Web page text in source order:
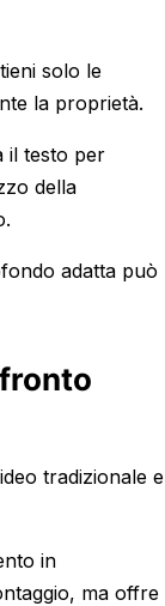
solo le
la proprietà.
il testo per
della
adatta può
tradizionale e
in
ma offre